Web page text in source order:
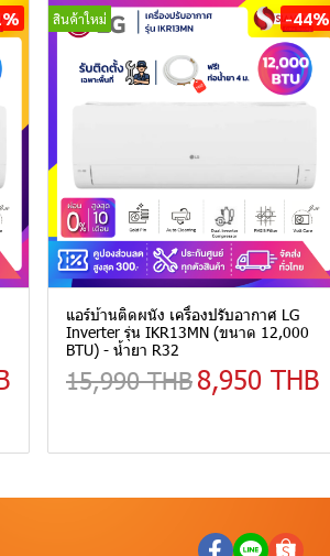
สินค้าใหม่ -44%
แอร์บ้านติดผนัง เครื่องปรับอากาศ LG
Inverter รุ่น IKR13MN (ขนาด 12,000
BTU) - น้ำยา R32
15,990 THB8,950 THB